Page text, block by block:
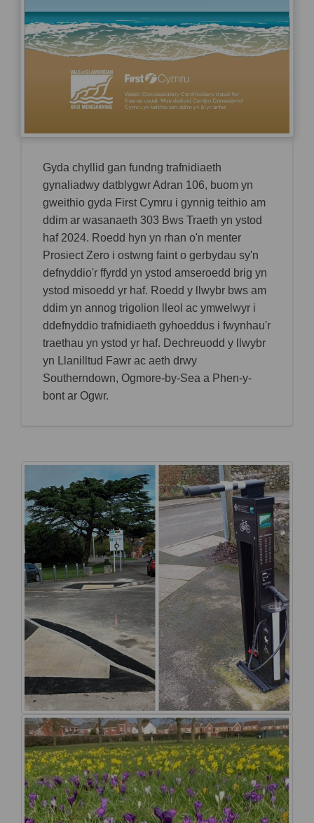
Gyda chyllid gan fundng trafnidiaeth
gynaliadwy datblygwr Adran 106, buom yn
gweithio gyda First Cymru i gynnig teithio am
ddim ar wasanaeth 303 Bws Traeth yn ystod
haf 2024. Roedd hyn yn rhan o'n menter
Prosiect Zero i ostwng faint o gerbydau sy'n
defnyddio'r ffyrdd yn ystod amseroedd brig yn
ystod misoedd yr haf. Roedd y llwybr bws am
ddim yn annog trigolion lleol ac ymwelwyr i
ddefnyddio trafnidiaeth gyhoeddus i fwynhau'r
traethau yn ystod yr haf. Dechreuodd y llwybr
yn Llanilltud Fawr ac aeth drwy
Southerndown, Ogmore-by-Sea a Phen-y-
bont ar Ogwr.